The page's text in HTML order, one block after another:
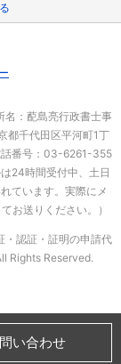
：蓜島亮行政書士事
都千代田区平河町1丁
話番号：03-6261-355
24時間受付中、土日
ています。実際にメ
お送りください。）
認証・証明の申請代
Rights Reserved.
い合わせ